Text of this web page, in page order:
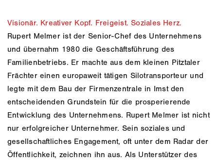
Visionär. Kreativer Kopf. Freigeist. Soziales Herz.
Rupert Melmer ist der Senior-Chef des Unternehmens
und übernahm 1980 die Geschäftsführung des
Familienbetriebs. Er machte aus dem kleinen Pitztaler
Frächter einen europaweit tätigen Silotransporteur und
legte mit dem Bau der Firmenzentrale in Imst den
entscheidenden Grundstein für die prosperierende
Entwicklung des Unternehmens. Rupert Melmer ist nicht
nur erfolgreicher Unternehmer. Sein soziales und
gesellschaftliches Engagement, oft unter dem Radar der
Öffentlichkeit, zeichnen ihn aus. Als Unterstützer des